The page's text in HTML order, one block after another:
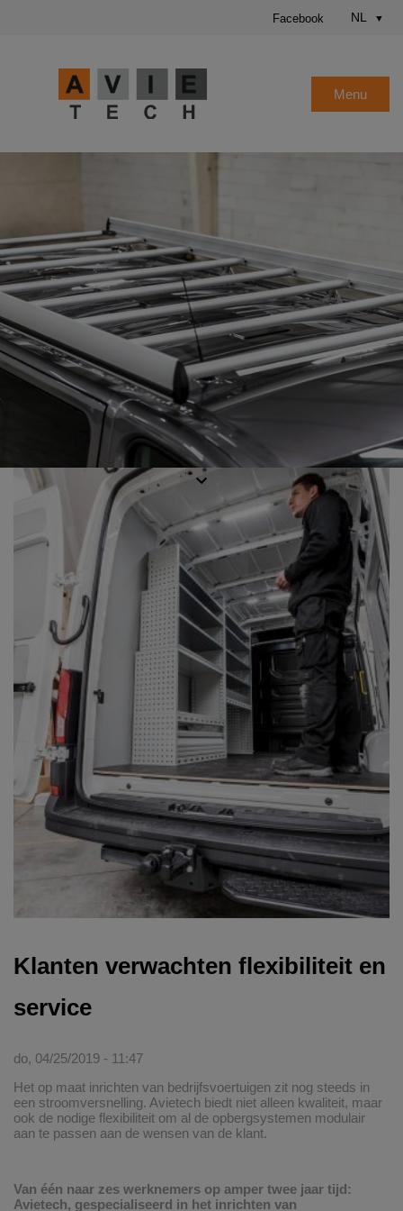
Facebook NL
Menu
Klanten verwachten flexibiliteit en
service
do, 04/25/2019 - 11:47
Het op maat inrichten van bedrijfsvoertuigen zit nog steeds in
een stroomversnelling. Avietech biedt niet alleen kwaliteit, maar
ook de nodige flexibiliteit om al de opbergsystemen modulair
aan te passen aan de wensen van de klant.
Van één naar zes werknemers op amper twee jaar tijd:
Avietech, gespecialiseerd in het inrichten van